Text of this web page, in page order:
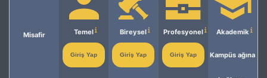
Misafir Temel
Giriş Yap
Bireysel
Giriş Yap
Profesyonel
Giriş Yap
Akademik
Kampüs ağına